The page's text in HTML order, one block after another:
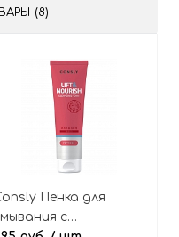
(8)
Пенка для
с